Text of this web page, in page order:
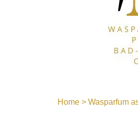
Home > Wasparfum